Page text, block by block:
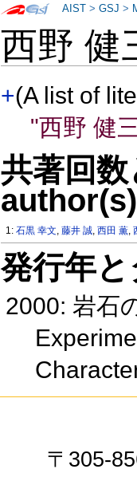
西野
+(A list of
"西野 健
共著回
1:石黒 幸文,藤井 誠,西田 薫,
発行年
2000: 岩石
AIST >GSJ >
〒305-